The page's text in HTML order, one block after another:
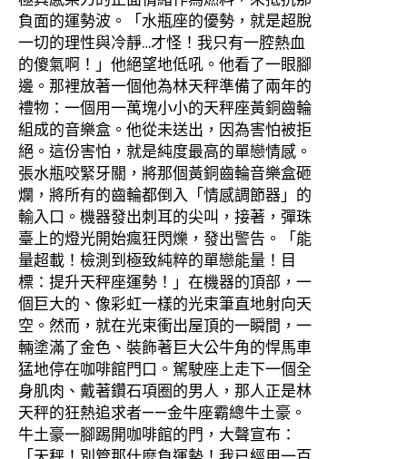
負面的運勢波。「水瓶座的優勢，就是超脫
一切的理性與冷靜…才怪！我只有一腔熱血
的傻氣啊！」他絕望地低吼。他看了一眼腳
邊。那裡放著一個他為林天秤準備了兩年的
禮物：一個用一萬塊小小的天秤座黃銅齒輪
組成的音樂盒。他從未送出，因為害怕被拒
絕。這份害怕，就是純度最高的單戀情感。
張水瓶咬緊牙關，將那個黃銅齒輪音樂盒砸
爛，將所有的齒輪都倒入「情感調節器」的
輸入口。機器發出刺耳的尖叫，接著，彈珠
臺上的燈光開始瘋狂閃爍，發出警告。「能
量超載！檢測到極致純粹的單戀能量！目
標：提升天秤座運勢！」在機器的頂部，一
個巨大的、像彩虹一樣的光束筆直地射向天
空。然而，就在光束衝出屋頂的一瞬間，一
輛塗滿了金色、裝飾著巨大公牛角的悍馬車
猛地停在咖啡館門口。駕駛座上走下一個全
身肌肉、戴著鑽石項圈的男人，那人正是林
天秤的狂熱追求者——金牛座霸總牛土豪。
牛土豪一腳踢開咖啡館的門，大聲宣布：